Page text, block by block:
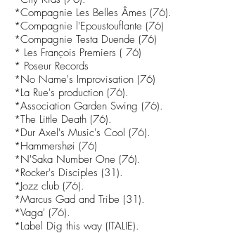
*Compagnie Les Belles Âmes (76).
*Compagnie l'Epoustouflante (76)
*Compagnie Testa Duende (76)
* Les François Premiers ( 76)
* Poseur Records
*No Name's Improvisation (76)
*La Rue's production (76).
*Association Garden Swing (76).
*The Little Death (76).
*Dur Axel's Music's Cool (76).
*Hammershøi (76)
*N'Saka Number One (76).
*Rocker's Disciples (31).
*Jozz club (76).
*Marcus Gad and Tribe (31).
*Vaga' (76).
*Label Dig this way (ITALIE).